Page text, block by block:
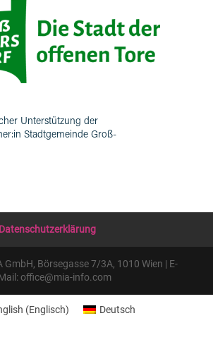
Unterstützung der
Stadtgemeinde Groß-
Datenschutzerklärung
GmbH, Börsegasse 7/3A, 1010 Wien | E-
office@mia-info.com
(Englisch) Deutsch